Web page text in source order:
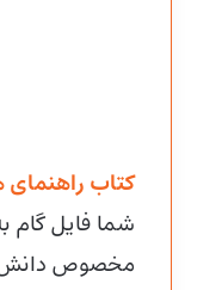
کتاب
شما فایل گام
مخصوص دانش